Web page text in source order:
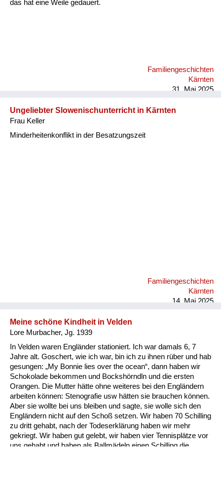
das hat eine Weile gedauert.
Familiengeschichten
Kärnten
31. Mai 2025
Ungeliebter Slowenischunterricht in Kärnten
Frau Keller
Minderheitenkonflikt in der Besatzungszeit
Familiengeschichten
Kärnten
14. Mai 2025
Meine schöne Kindheit in Velden
Lore Murbacher, Jg. 1939
In Velden waren Engländer stationiert. Ich war damals 6, 7
Jahre alt. Goschert, wie ich war, bin ich zu ihnen rüber und hab
gesungen: „My Bonnie lies over the ocean“, dann haben wir
Schokolade bekommen und Bockshörndln und die ersten
Orangen. Die Mutter hätte ohne weiteres bei den Engländern
arbeiten können: Stenografie usw hätten sie brauchen können.
Aber sie wollte bei uns bleiben und sagte, sie wolle sich den
Engländern nicht auf den Schoß setzen. Wir haben 70 Schilling
zu dritt gehabt, nach der Todeserklärung haben wir mehr
gekriegt. Wir haben gut gelebt, wir haben vier Tennisplätze vor
uns gehabt und haben als Ballmädeln einen Schilling die